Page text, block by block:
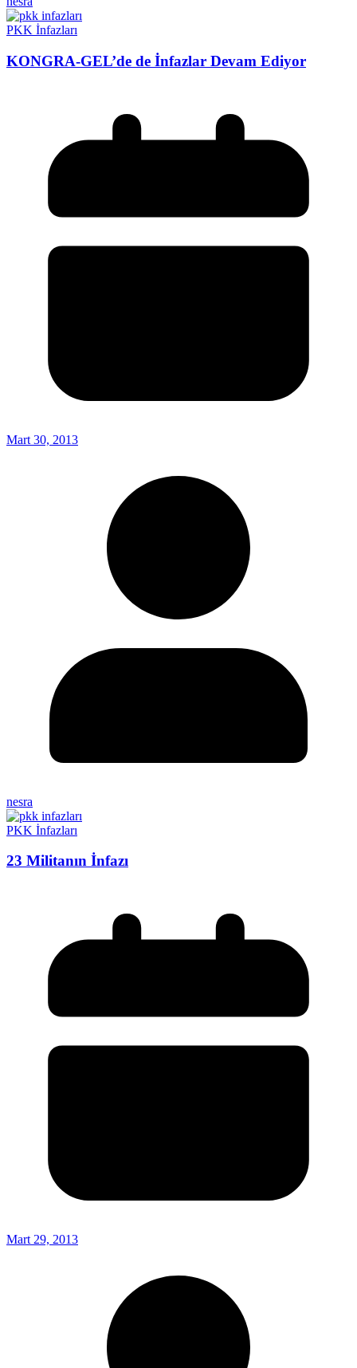
PKK İnfazları
KONGRA-GEL’de de İnfazlar Devam Ediyor
Mart 30, 2013
nesra
PKK İnfazları
23 Militanın İnfazı
Mart 29, 2013